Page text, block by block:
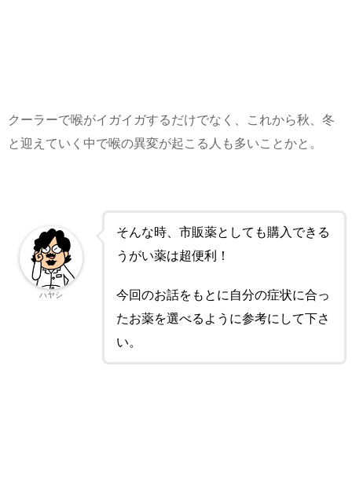
クーラーで喉がイガイガするだけでなく、これから秋、冬
と迎えていく中で喉の異変が起こる人も多いことかと。
そんな時、市販薬としても購入できる
うがい薬は超便利！
今回のお話をもとに自分の症状に合っ
たお薬を選べるように参考にして下さ
い。
ハヤシ